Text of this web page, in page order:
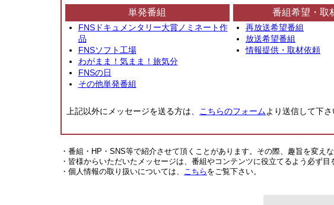
単発番組
FNSドキュメンタリー大賞ノミネート作
品
FNSソフト工場
わがまま！気まま！旅気分
FNSの日
その他単発番組
番組希望・取
再放送希望番組
放送希望番組
情報提供・取材依頼
上記以外にメッセージを送る方は、 こちらのフォームより送信して下さ
・番組・HP・SNS等で紹介させて頂くことがあります。その際、趣旨を変え
・皆様からいただいたメッセージは、番組やコンテンツに役立てるよう必ず
・個人情報の取り扱いについては、
こちら をご覧下さい。